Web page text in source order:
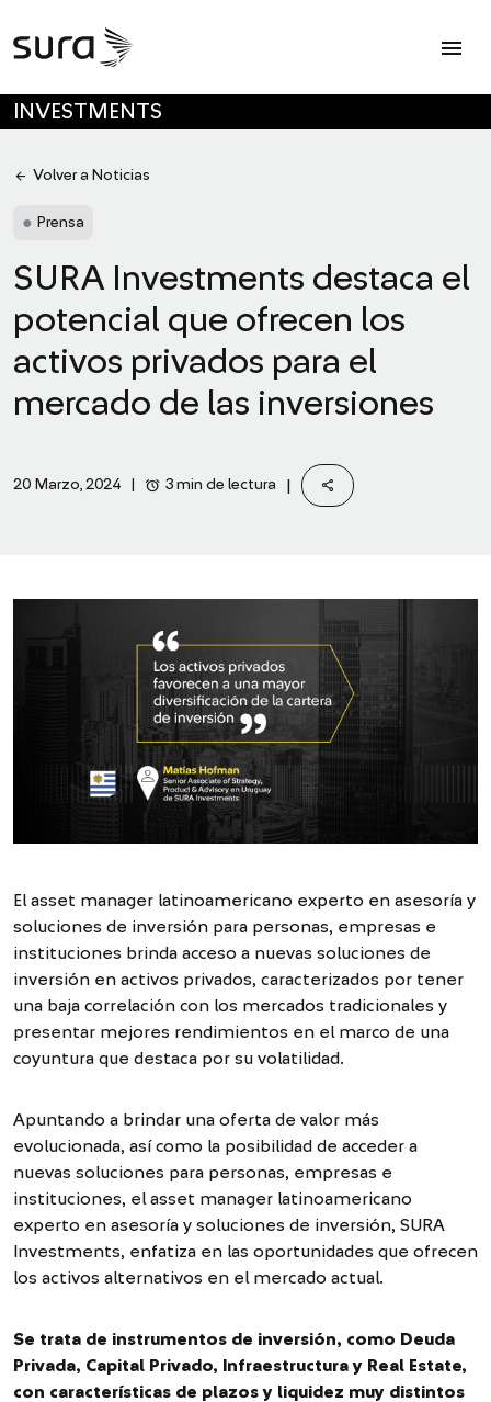
menu
INVESTMENTS
arrow_back Volver a Noticias
● Prensa
SURA Investments destaca el
potencial que ofrecen los
activos privados para el
mercado de las inversiones
20 Marzo, 2024 alarm 3 min de lectura | share
El asset manager latinoamericano experto en asesoría y
soluciones de inversión para personas, empresas e
instituciones brinda acceso a nuevas soluciones de
inversión en activos privados, caracterizados por tener
una baja correlación con los mercados tradicionales y
presentar mejores rendimientos en el marco de una
coyuntura que destaca por su volatilidad.
Apuntando a brindar una oferta de valor más
evolucionada, así como la posibilidad de acceder a
nuevas soluciones para personas, empresas e
instituciones, el asset manager latinoamericano
experto en asesoría y soluciones de inversión, SURA
Investments, enfatiza en las oportunidades que ofrecen
los activos alternativos en el mercado actual.
Se trata de instrumentos de inversión, como Deuda
Privada, Capital Privado, Infraestructura y Real Estate,
con características de plazos y liquidez muy distintos